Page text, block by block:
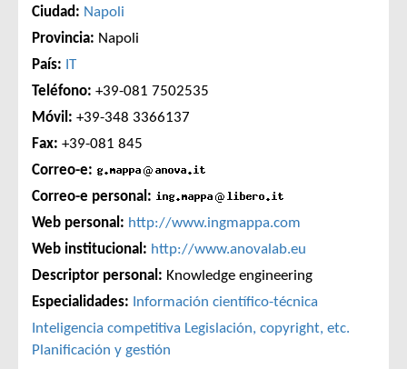
Ciudad: Napoli
Provincia: Napoli
País: IT
Teléfono: +39-081 7502535
Móvil: +39-348 3366137
Fax: +39-081 845
Correo-e:
Correo-e personal:
Web personal: http://www.ingmappa.com
Web institucional: http://www.anovalab.eu
Descriptor personal: Knowledge engineering
Especialidades: Información científico-técnica
Inteligencia competitiva Legislación, copyright, etc.
Planificación y gestión